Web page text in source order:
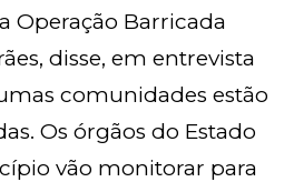
Operação Barricada
disse, em entrevista
comunidades estão
Os órgãos do Estado
vão monitorar para